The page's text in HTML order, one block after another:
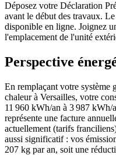
Déposez votre Déclaration
avant le début des travaux.
disponible en ligne. Joignez
l'emplacement de l'unité
Perspective
En remplaçant votre système
chaleur à Versailles, votre
11 960 kWh/an à 3 987 kWh/
représente une facture
actuellement (tarifs
aussi significatif : vos
207 kg par an, soit une